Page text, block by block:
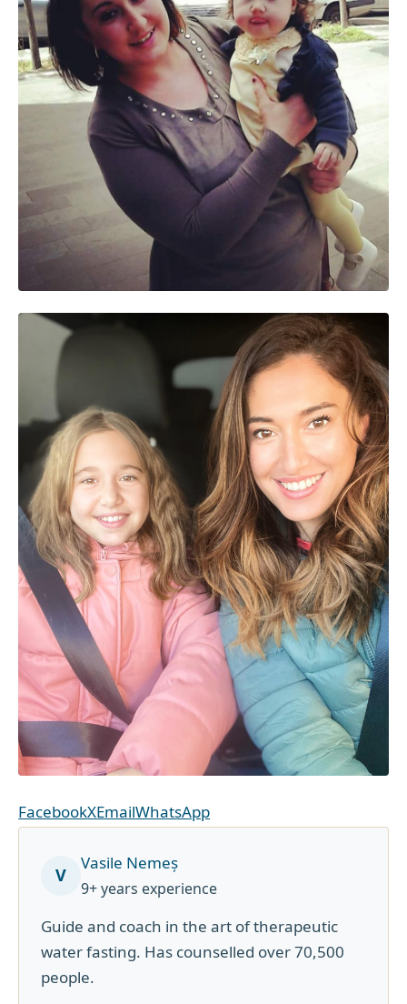
FacebookXEmailWhatsApp
V
Vasile Nemeș
9+ years experience
Guide and coach in the art of therapeutic
water fasting. Has counselled over 70,500
people.